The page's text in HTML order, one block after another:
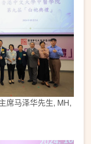
席马泽华先生, MH,